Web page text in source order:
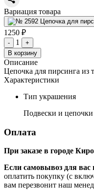
Вариация товара
1250 ₽
- 1
+
В корзину
Описание
Цепочка для пирсинга
Характеристики
Тип украшения
Подвески и цепочки
Оплата
При заказе в городе
Если самовывоз для вас
оплатить покупку (с
вам перезвонит наш